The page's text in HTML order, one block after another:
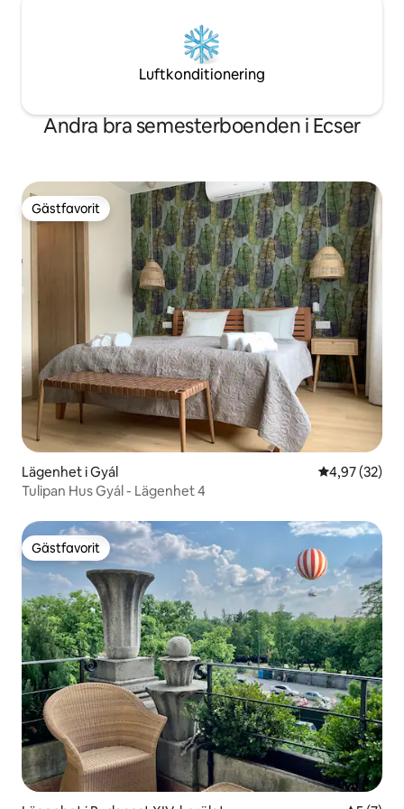
Luftkonditionering
Andra bra semesterboenden i Ecser
Gästfavorit
Gästfavorit
Lägenhet i Gyál 4,97 av 5 i
4,97 (32)
Tulipan Hus Gyál - Lägenhet 4
Gästfavorit
Gästfavorit